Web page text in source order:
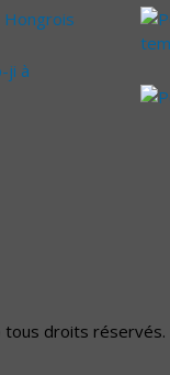
tous droits réservés.